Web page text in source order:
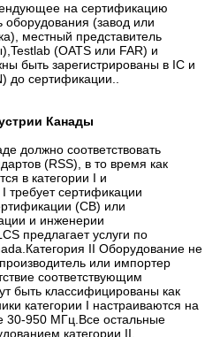
на сертификацию
оборудования (завод или
местный представитель
(OATS или FAR) и
быть зарегистрированы в IC и
до сертификации..
Канады
должно соответствовать
(RSS), в то время как
в категории I и
требует сертификации
(CB) или
и инженерии
предлагает услуги по
II Оборудование не
или импортер
соответствующим
быть классифицированы как
категории I настраиваются на
30-950 МГц.Все остальные
категории II.